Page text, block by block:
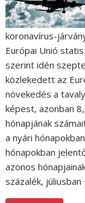
koronavírus-
Európai Unió
szerint idén
közlekedett az
növekedés a
képest, azonban
hónapjának
a nyári
hónapokban
azonos
százalék,